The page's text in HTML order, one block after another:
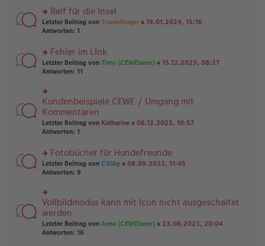
tr
a
g
e
n
er
tr
a
g
n
g
el
e
n
er
tr
a
g
rs
te
n
g
el
e
n
er
B
ei
tr
g
Reif für die Insel
Letzter Beitrag von Traumfänger « 19.01.2024, 15:16
Antworten: 1
rs
te
u
n
g
el
es
e
er
B
ei
tr
g
Fehler im LInk
Letzter Beitrag von Timo (CEWEianer) « 15.12.2023, 08:27
Antworten: 11
rs
te
r
u
n
el
es
e
er
B
ei
tr
a
g
Kundenbeispiele CEWE / Umgang mit
Kommentaren
Letzter Beitrag von Katharine « 06.12.2023, 10:57
Antworten: 1
rs
te
u
n
g
el
es
e
Fotobücher für Hundefreunde
Letzter Beitrag von CSSky « 08.09.2023, 11:45
Antworten: 9
rs
te
r
u
n
Vollbildmodus kann mit Icon nicht ausgeschaltet
werden
Letzter Beitrag von Anna (CEWEianer) « 23.08.2023, 20:04
Antworten: 16